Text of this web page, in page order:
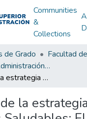
Communities
&
Collections
de Grado
Facultad
Maestría en Administración Pública
Viabilidad de la estrategia de Municipios Saludables: El caso de Zipaquirá 2006
la